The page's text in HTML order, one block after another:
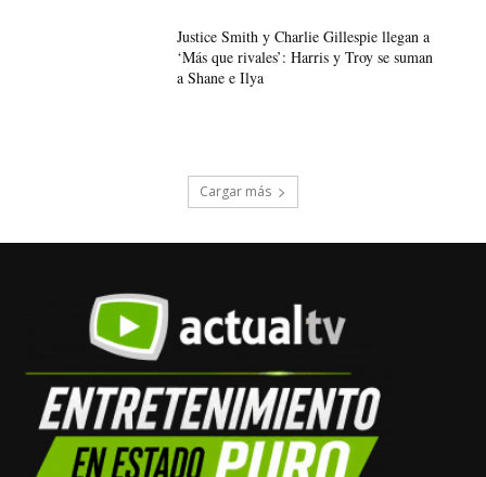
Justice Smith y Charlie Gillespie llegan a
‘Más que rivales’: Harris y Troy se suman
a Shane e Ilya
Cargar más